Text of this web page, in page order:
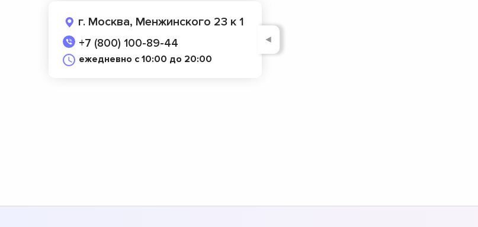
г. Москва, Менжинского 23 к 1
+7 (800) 100-89-44
ежедневно с 10:00 до 20:00
◄